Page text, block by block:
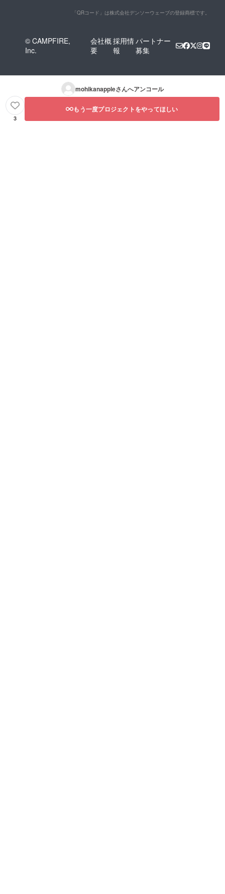
「QRコード」は株式会社デンソーウェーブの登録商標です。
© CAMPFIRE,
Inc.
会社概
要
採用情
報
パートナー
募集
mohikanappleさんへアンコール
3
もう一度プロジェクトをやってほしい